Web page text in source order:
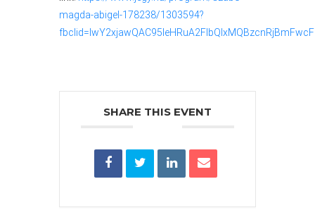
ÖNKORMÁNYZAT
KÉPVISELŐ-
VÁROSRENDÉSZET
magda-abigel-178238/1303594?
SHARE THIS EVENT